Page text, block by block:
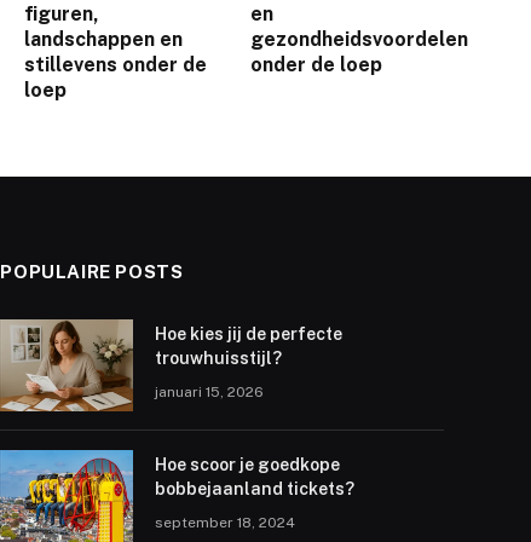
figuren,
landschappen en
stillevens onder de
loep
en
gezondheidsvoordelen
onder de loep
POPULAIRE POSTS
Hoe kies jij de perfecte
trouwhuisstijl?
januari 15, 2026
Hoe scoor je goedkope
bobbejaanland tickets?
september 18, 2024